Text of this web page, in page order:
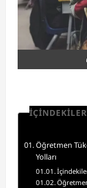
İÇİNDEKİLER
Öğretmen
Yolları